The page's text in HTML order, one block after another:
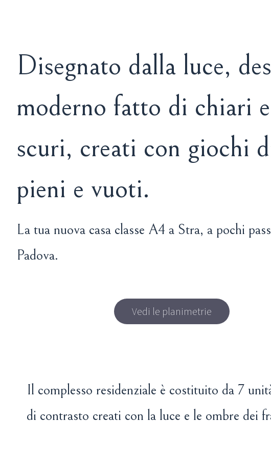
Disegnato dalla luce,
moderno fatto di chiari e
scuri, creati con giochi
pieni e vuoti.
La tua nuova casa classe A4 a Stra, a pochi
Padova.
Vedi le planimetrie
Il complesso residenziale è costituito da 7
di contrasto creati con la luce e le ombre dei